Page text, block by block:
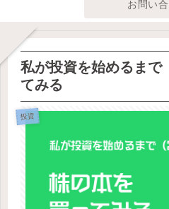
お問い
私が投資を始めるまで
てみる
投資